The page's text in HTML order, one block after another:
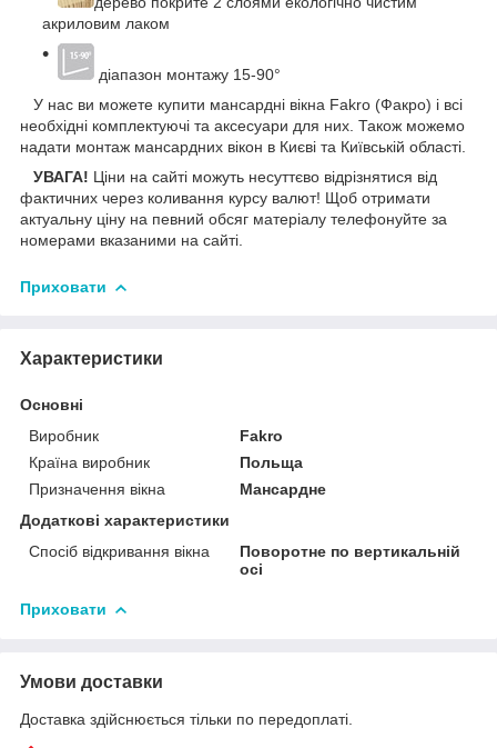
акриловим лаком
діапазон монтажу 15-90°
У нас ви можете купити мансардні вікна Fakro (Факро) і всі
необхідні комплектуючі та аксесуари для них. Також можемо
надати монтаж мансардних вікон в Києві та Київській області.
УВАГА! Ціни на сайті можуть несуттєво відрізнятися від
фактичних через коливання курсу валют! Щоб отримати
актуальну ціну на певний обсяг матеріалу телефонуйте за
номерами вказаними на сайті.
Приховати
Характеристики
Основні
Виробник
Fakro
Країна виробник
Польща
Призначення вікна
Мансардне
Додаткові характеристики
Спосіб відкривання вікна
Поворотне по вертикальній
осі
Приховати
Умови доставки
Доставка здійснюється тільки по передоплаті.